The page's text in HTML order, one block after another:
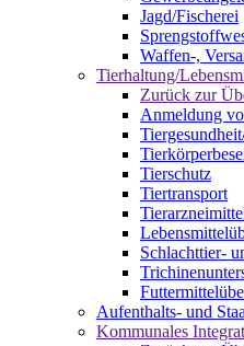
Jagd/Fischerei
Waffen-,
Tierhaltung/
Zurück zur
Anmeldung
Tierschutz
Tiertransport
Schlachttier-
Aufenthalts- und
Kommunales